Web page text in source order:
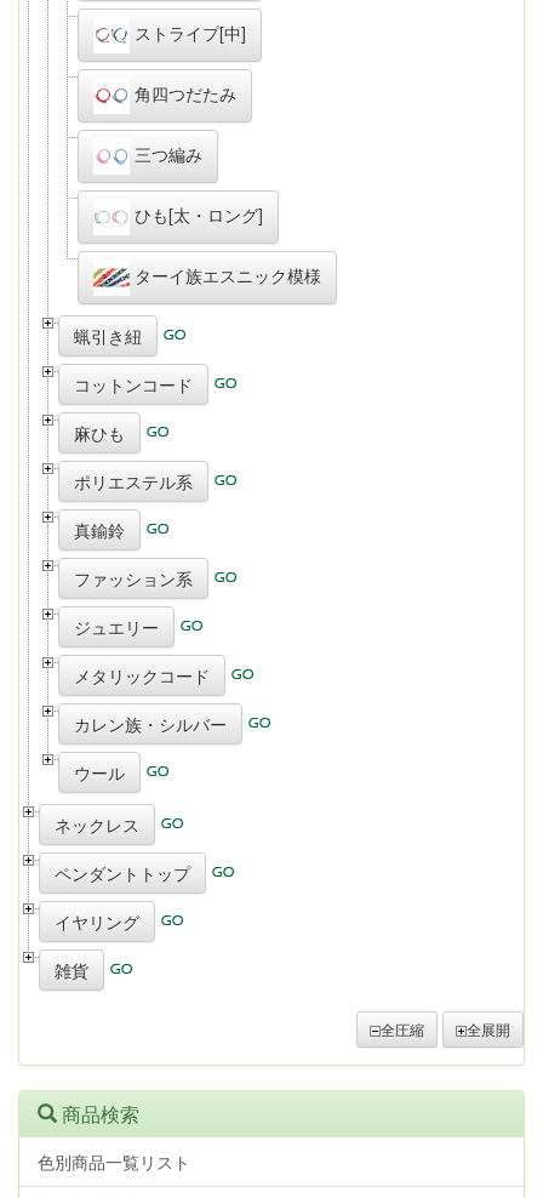
ストライプ[中]
角四つだたみ
三つ編み
ひも[太・ロング]
ターイ族エスニック模様
蝋引き紐
コットンコード
麻ひも
ポリエステル系
真鍮鈴
ファッション系
ジュエリー
メタリックコード
カレン族・シルバー
ウール
ネックレス
ペンダントトップ
イヤリング
雑貨
全圧縮 全展開
商品検索
色別商品一覧リスト